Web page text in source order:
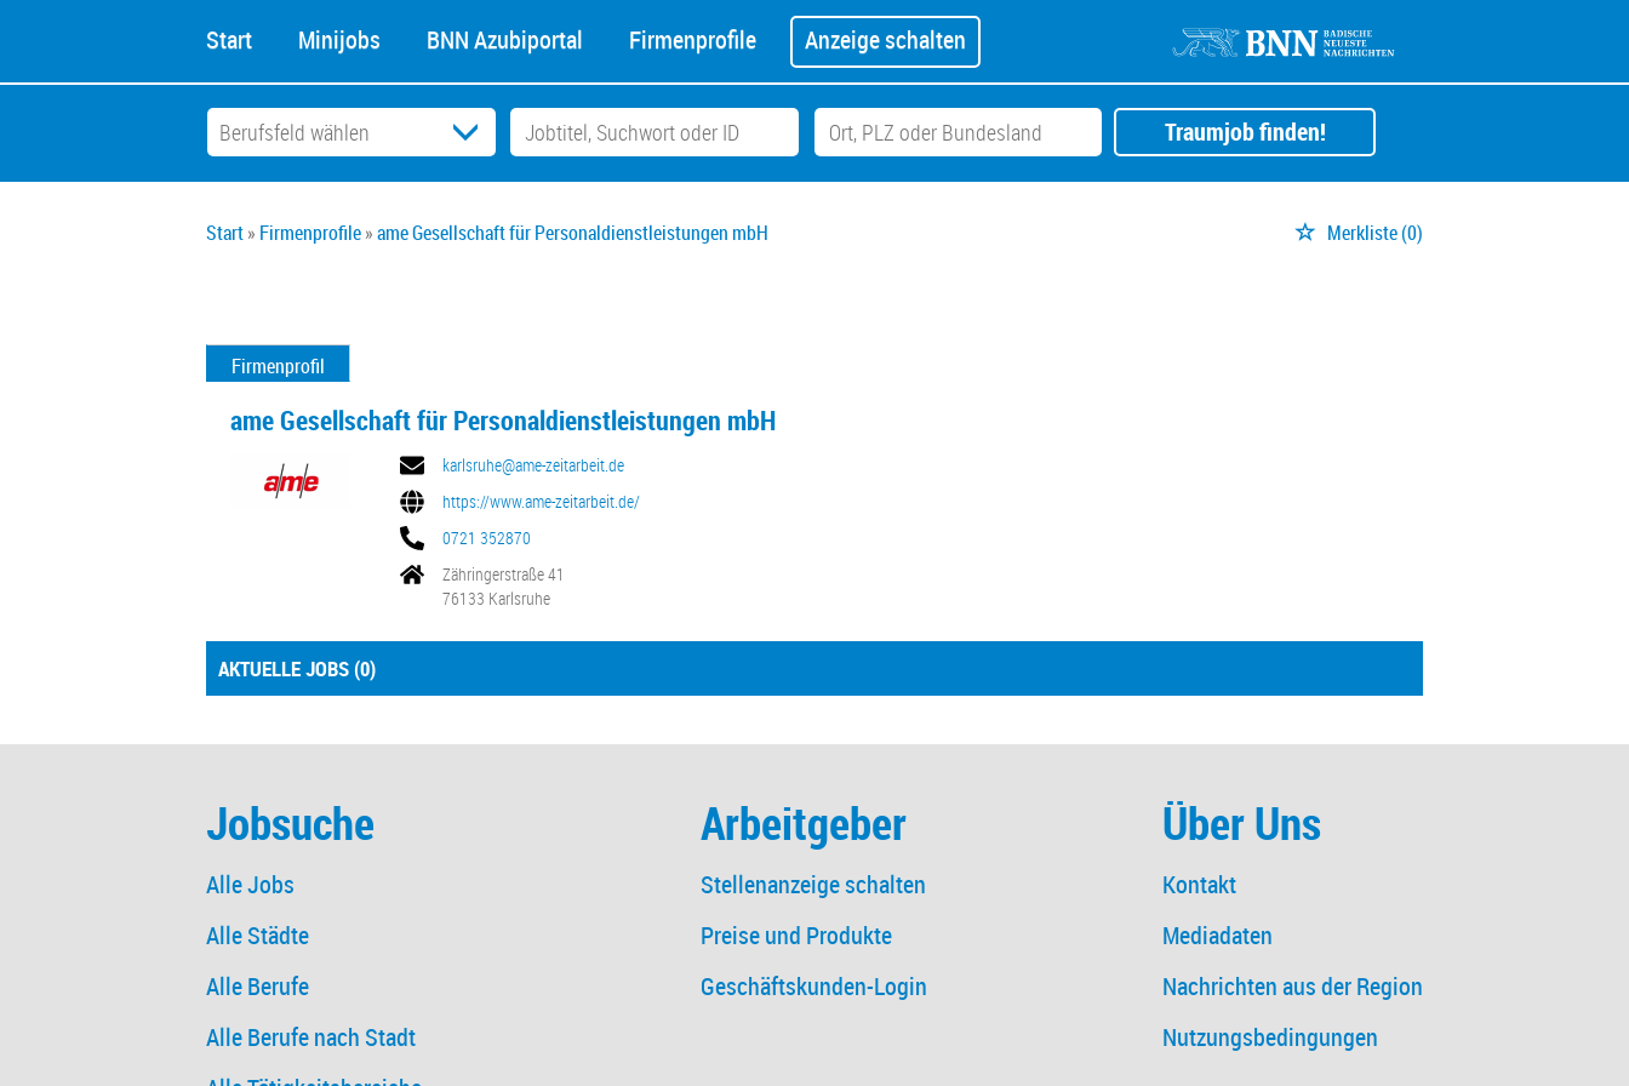
Start Minijobs BNN Azubiportal Firmenprofile Anzeige schalten
Traumjob finden!
Start Firmenprofile ame Gesellschaft für Personaldienstleistungen mbH Merkliste(0)
Firmenprofil
ame Gesellschaft für Personaldienstleistungen mbH
karlsruhe@ame-zeitarbeit.de
https://www.ame-zeitarbeit.de/
0721 352870
Zähringerstraße 41
76133 Karlsruhe
AKTUELLE JOBS (0)
Jobsuche
Alle Jobs
Alle Städte
Alle Berufe
Alle Berufe nach Stadt
Arbeitgeber
Stellenanzeige schalten
Preise und Produkte
Geschäftskunden-Login
Über Uns
Kontakt
Mediadaten
Nachrichten aus der Region
Nutzungsbedingungen